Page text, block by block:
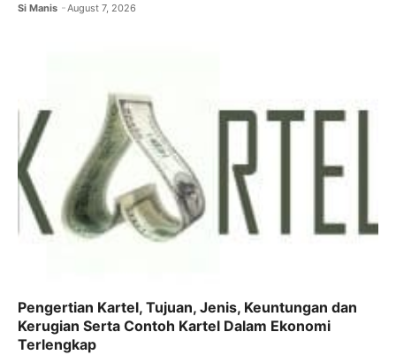
Si Manis August 7, 2026
Pengertian Kartel, Tujuan, Jenis, Keuntungan dan
Kerugian Serta Contoh Kartel Dalam Ekonomi
Terlengkap